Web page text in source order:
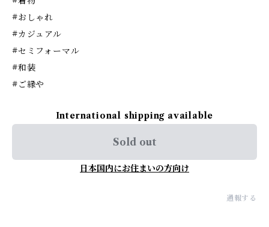
#おしゃれ
#カジュアル
#セミフォーマル
#和装
#ご縁や
International shipping available
Sold out
日本国内にお住まいの方向け
通報する